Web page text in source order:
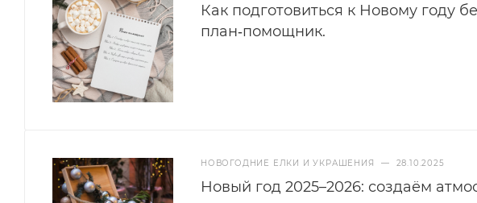
Как подготовиться к Новому году
план‑помощник.
НОВОГОДНИЕ ЕЛКИ И УКРАШЕНИЯ — 28.10.2025
Новый год 2025–2026: создаём